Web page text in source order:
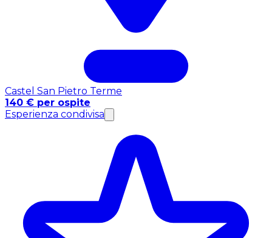
Castel San Pietro Terme
140 € per ospite
Esperienza condivisa